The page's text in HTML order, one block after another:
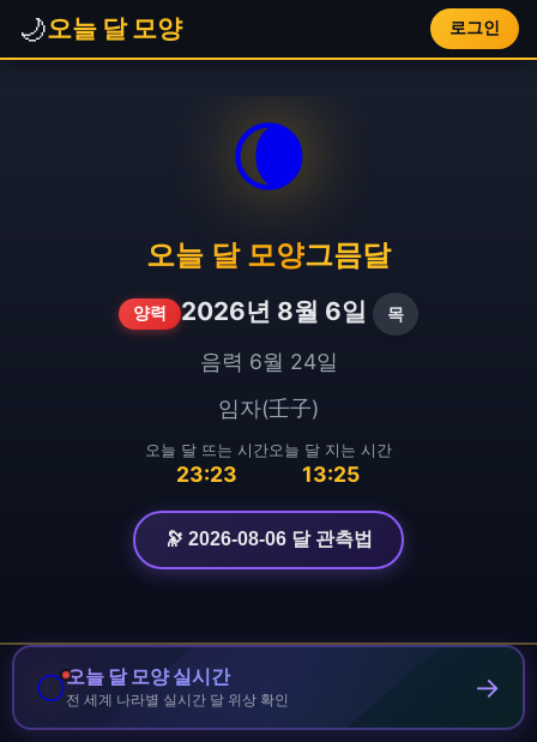
🌙오늘 달 모양 로그인
🌘
오늘 달 모양그믐달
양력 2026년 8월 6일 목
음력 6월 24일
임자(壬子)
오늘 달 뜨는 시간
23:23
오늘 달 지는 시간
13:25
🔭 2026-08-06 달 관측법
🌕오늘 달 모양 실시간
전 세계 나라별 실시간 달 위상 확인 →